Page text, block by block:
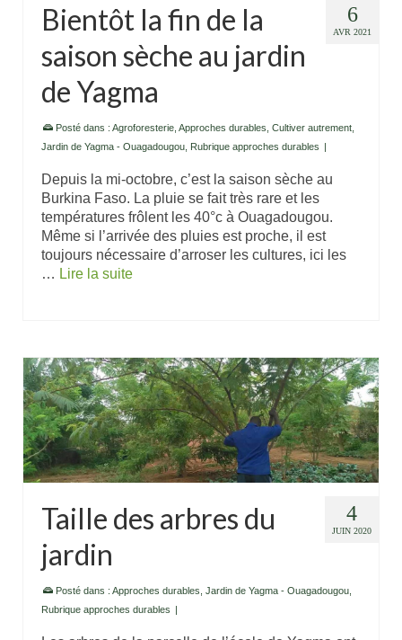
6
AVR 2021
Bientôt la fin de la
saison sèche au jardin
de Yagma
Posté dans : Agroforesterie Approches durables Cultiver autrement
Jardin de Yagma - Ouagadougou Rubrique approches durables |
Depuis la mi-octobre, c’est la saison sèche au
Burkina Faso. La pluie se fait très rare et les
températures frôlent les 40°c à Ouagadougou.
Même si l’arrivée des pluies est proche, il est
toujours nécessaire d’arroser les cultures, ici les
… Lire la suite
4
JUIN 2020
Taille des arbres du
jardin
Posté dans : Approches durables Jardin de Yagma - Ouagadougou
Rubrique approches durables |